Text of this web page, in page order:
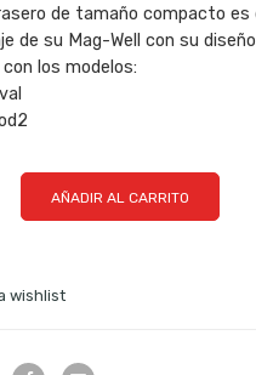
de tamaño compacto
de su Mag-Well con su
los modelos:
AÑADIR AL CARRITO
wishlist